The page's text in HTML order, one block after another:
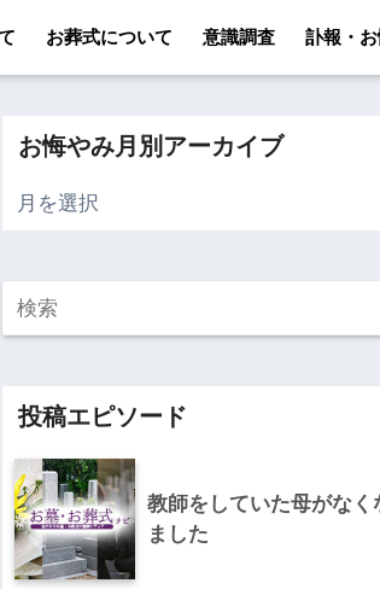
お葬式について 意識調査 訃報・
お悔やみ月別アーカイブ
投稿エピソード
教師をしていた母がなく
ました